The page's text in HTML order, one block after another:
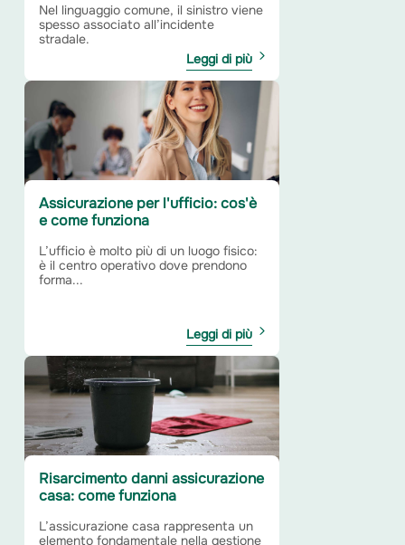
Nel linguaggio comune, il sinistro viene
spesso associato all’incidente
stradale.
Leggi di più
Assicurazione per l'ufficio: cos'è
e come funziona
L’ufficio è molto più di un luogo fisico:
è il centro operativo dove prendono
forma...
Leggi di più
Risarcimento danni assicurazione
casa: come funziona
L’assicurazione casa rappresenta un
elemento fondamentale nella gestione